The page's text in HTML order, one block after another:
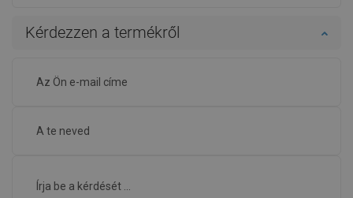
Kérdezzen a termékről